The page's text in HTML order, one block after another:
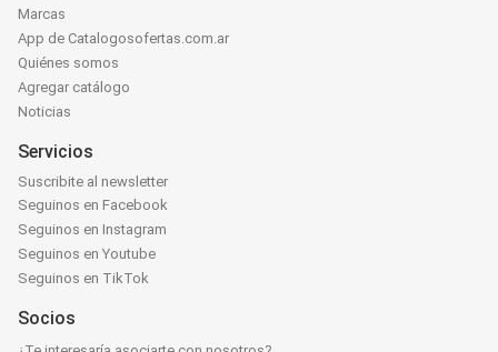
Marcas
App de Catalogosofertas.com.ar
Quiénes somos
Agregar catálogo
Noticias
Servicios
Suscribite al newsletter
Seguinos en Facebook
Seguinos en Instagram
Seguinos en Youtube
Seguinos en TikTok
Socios